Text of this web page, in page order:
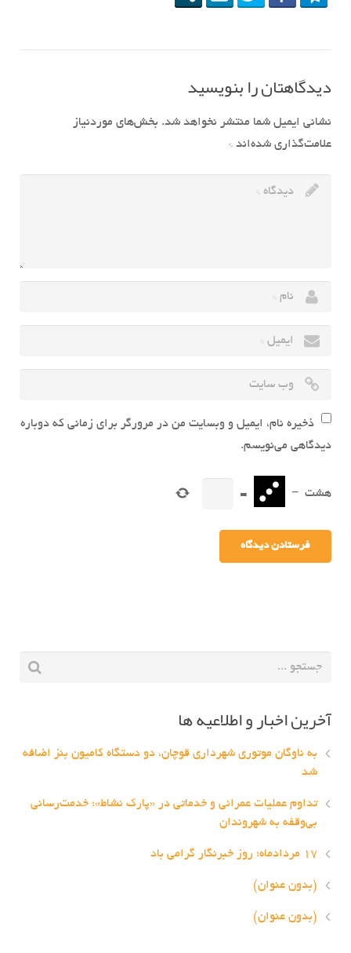
دیدگاهتان را بنویسید
نشانی ایمیل شما منتشر نخواهد شد. بخش‌های موردنیاز
علامت‌گذاری شده‌اند *
ذخیره نام، ایمیل و وبسایت من در مرورگر برای زمانی که دوباره
دیدگاهی می‌نویسم.
هشت −
=
آخرین اخبار و اطلاعیه ها
به ناوگان موتوری شهرداری قوچان، دو دستگاه کامیون بنز اضافه
شد
تداوم عملیات عمرانی و خدماتی در «پارک نشاط»؛ خدمت‌رسانی
بی‌وقفه به شهروندان
۱۷ مردادماه؛ روز خبرنگار گرامی باد
(بدون عنوان)
(بدون عنوان)